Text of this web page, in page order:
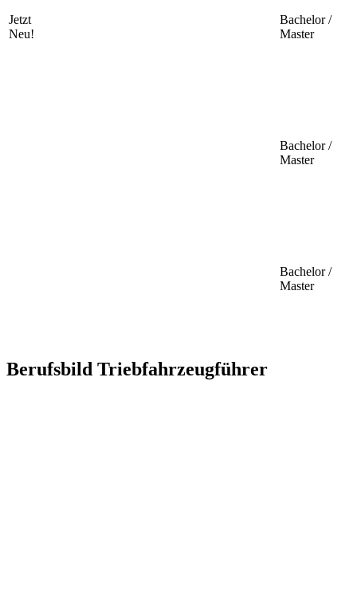
Jetzt
Neu!
Bachelor /
Master
Bachelor /
Master
Bachelor /
Master
Berufsbild Triebfahrzeugführer